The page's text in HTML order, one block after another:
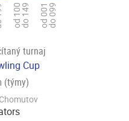
od 100do 149 od 001do 099
turnaj
Cup
(týmy)